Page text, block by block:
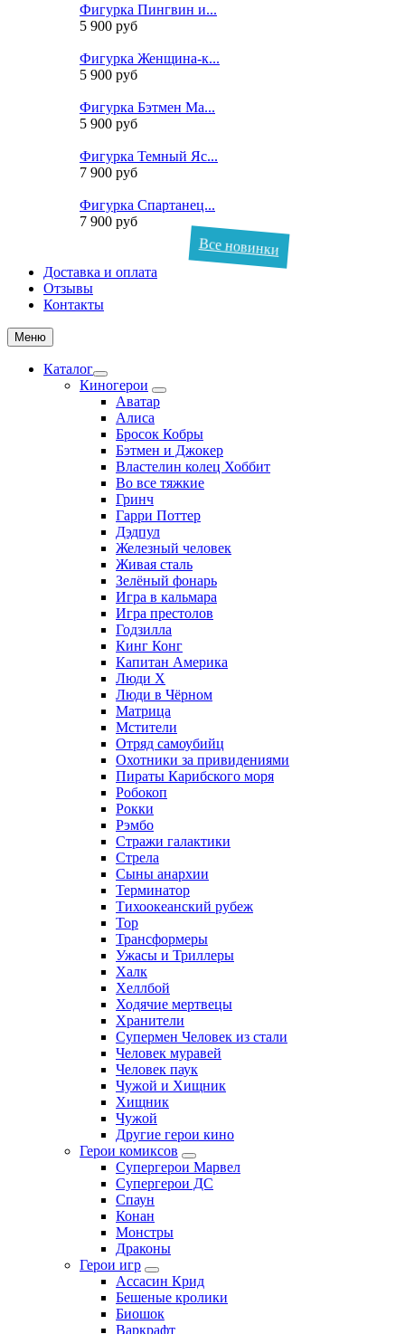
Фигурка Пингвин и...
5 900 руб
Фигурка Женщина-к...
5 900 руб
Фигурка Бэтмен Ма...
5 900 руб
Фигурка Темный Яс...
7 900 руб
Фигурка Спартанец...
7 900 руб
Все новинки
Доставка и оплата
Отзывы
Контакты
Меню
Каталог
Киногерои
Аватар
Алиса
Бросок Кобры
Бэтмен и Джокер
Властелин колец Хоббит
Во все тяжкие
Гринч
Гарри Поттер
Дэдпул
Железный человек
Живая сталь
Зелёный фонарь
Игра в кальмара
Игра престолов
Годзилла
Кинг Конг
Капитан Америка
Люди X
Люди в Чёрном
Матрица
Мстители
Отряд самоубийц
Охотники за привидениями
Пираты Карибского моря
Робокоп
Рокки
Рэмбо
Стражи галактики
Стрела
Сыны анархии
Терминатор
Тихоокеанский рубеж
Тор
Трансформеры
Ужасы и Триллеры
Халк
Хеллбой
Ходячие мертвецы
Хранители
Супермен Человек из стали
Человек муравей
Человек паук
Чужой и Хищник
Хищник
Чужой
Другие герои кино
Герои комиксов
Супергерои Марвел
Супергерои ДС
Спаун
Конан
Монстры
Драконы
Герои игр
Ассасин Крид
Бешеные кролики
Биошок
Варкрафт